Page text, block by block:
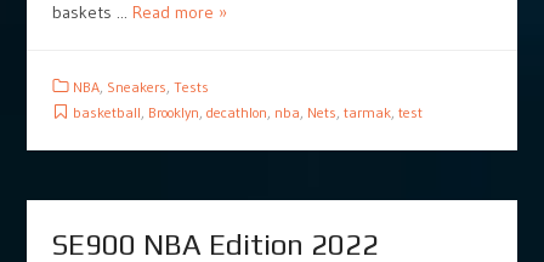
baskets ... Read more »
NBA, Sneakers, Tests
basketball, Brooklyn, decathlon, nba, Nets, tarmak, test
SE900 NBA Edition 2022